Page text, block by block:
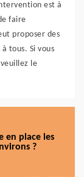
est à
faire
proposer des
tous. Si vous
le
en place les
?